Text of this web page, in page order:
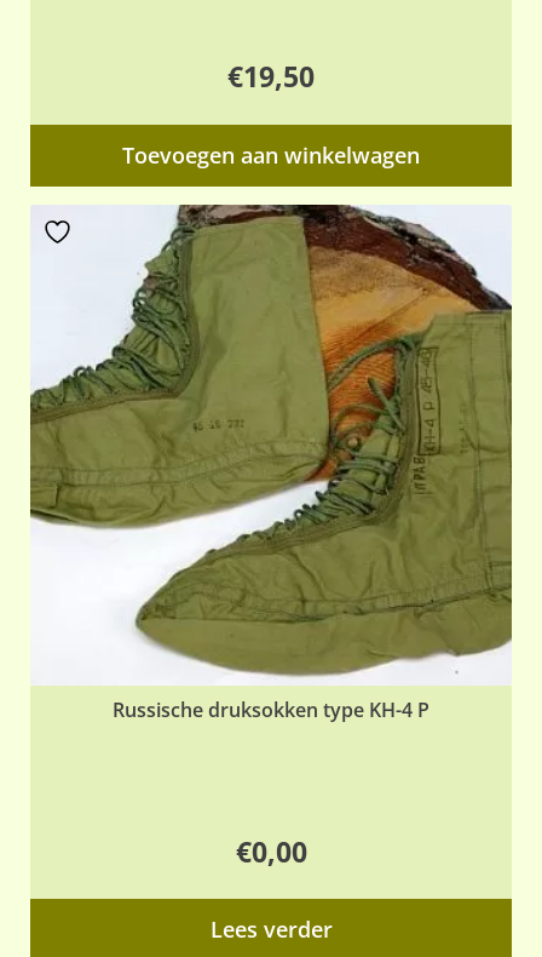
€19,50
Toevoegen aan winkelwagen
Russische druksokken type KH-4 P
€0,00
Lees verder